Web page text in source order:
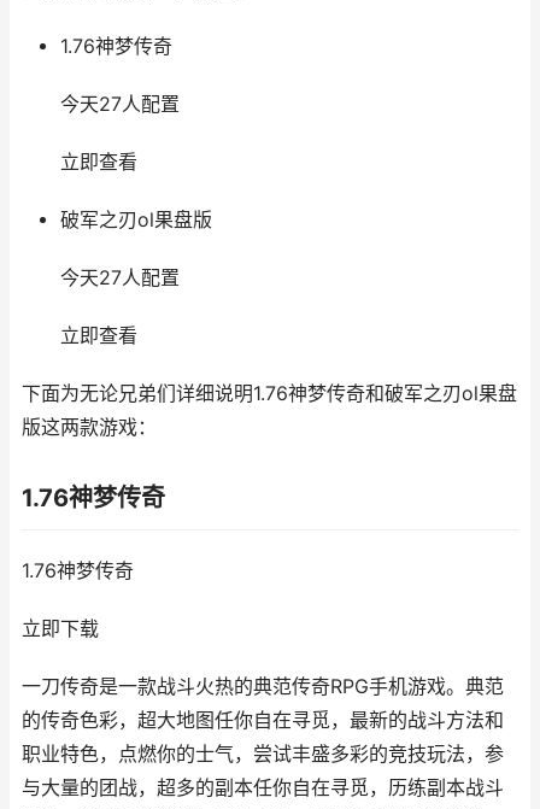
1.76神梦传奇
今天27人配置
立即查看
破军之刃ol果盘版
今天27人配置
立即查看
下面为无论兄弟们详细说明1.76神梦传奇和破军之刃ol果盘
版这两款游戏：
1.76神梦传奇
1.76神梦传奇
立即下载
一刀传奇是一款战斗火热的典范传奇RPG手机游戏。典范
的传奇色彩，超大地图任你自在寻觅，最新的战斗方法和
职业特色，点燃你的士气，尝试丰盛多彩的竞技玩法，参
与大量的团战，超多的副本任你自在寻觅，历练副本战斗